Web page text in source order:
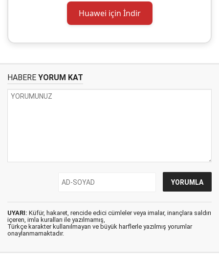
Huawei için İndir
HABERE YORUM KAT
UYARI: Küfür, hakaret, rencide edici cümleler veya imalar, inançlara saldırı
içeren, imla kuralları ile yazılmamış,
Türkçe karakter kullanılmayan ve büyük harflerle yazılmış yorumlar
onaylanmamaktadır.